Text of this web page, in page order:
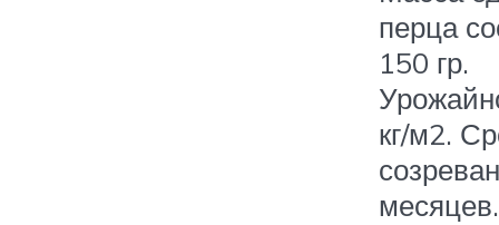
перца
150 гр.
кг/м2.
месяцев.